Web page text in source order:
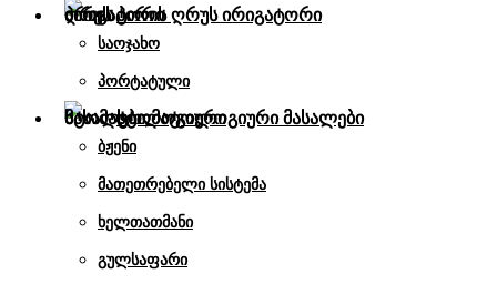
პირის ღრუს ირიგატორი
საოჯახო
პორტატული
სტომატოლოგიური მასალები
ბჟენი
მათეთრებელი სისტემა
ხელთათმანი
გულსაფარი